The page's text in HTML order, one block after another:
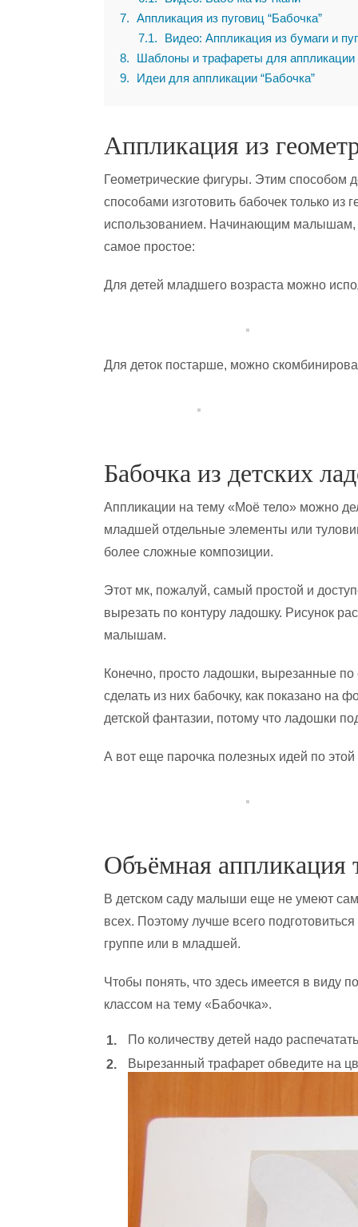
7
Аппликация из пуговиц “Бабочка”
7.1
Видео: Аппликация из бумаги и
8
Шаблоны и трафареты для
9
Идеи для аппликации “Бабочка”
Аппликация из
Геометрические фигуры. Этим способом
способами изготовить бабочек только из
использованием. Начинающим малышам,
самое простое:
Для детей младшего возраста можно
Для деток постарше, можно
Бабочка из детских
Аппликации на тему «Моё тело» можно
младшей отдельные элементы или
более сложные композиции.
Этот мк, пожалуй, самый простой и
вырезать по контуру ладошку. Рисунок
малышам.
Конечно, просто ладошки, вырезанные
сделать из них бабочку, как показано на
детской фантазии, потому что ладошки
А вот еще парочка полезных идей по этой
Объёмная аппликация
В детском саду малыши еще не умеют
всех. Поэтому лучше всего
группе или в младшей.
Чтобы понять, что здесь имеется в виду
классом на тему «Бабочка».
По количеству детей надо
Вырезанный трафарет обведите на